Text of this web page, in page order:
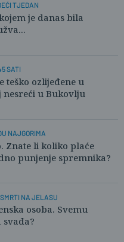
TJEDAN
je danas bila
SATI
teško ozlijeđene u
u Bukovlju
NAJGORIMA
Znate li koliko plaće
punjenje spremnika?
NA JELASU
osoba. Svemu